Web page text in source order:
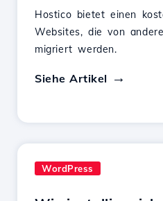
Hostico bietet einen
Websites, die von
migriert werden.
Siehe Artikel
WordPress